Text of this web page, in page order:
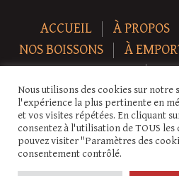
ACCUEIL À PROPOS
NOS BOISSONS
À
NEWS
Copyright © 2026 Auberge-
Nous utilisons des cookies sur
l'expérience la plus pertinente en
et vos visites répétées. En cliquant
consentez à l'utilisation de TOUS les
pouvez visiter "Paramètres des
consentement contrôlé.